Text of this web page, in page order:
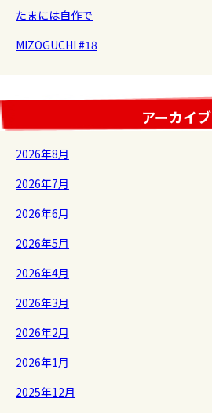
たまには自作で
MIZOGUCHI #18
アーカイブ
2026年8月
2026年7月
2026年6月
2026年5月
2026年4月
2026年3月
2026年2月
2026年1月
2025年12月